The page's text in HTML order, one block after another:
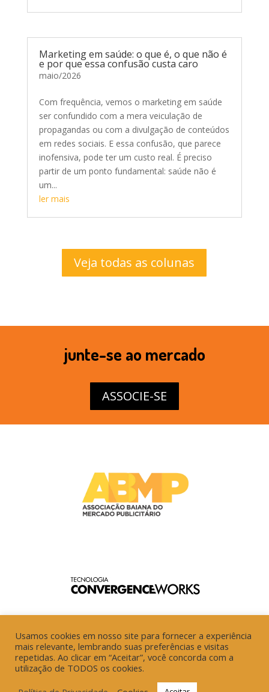
Marketing em saúde: o que é, o que não é
e por que essa confusão custa caro
maio/2026
Com frequência, vemos o marketing em saúde
ser confundido com a mera veiculação de
propagandas ou com a divulgação de conteúdos
em redes sociais. E essa confusão, que parece
inofensiva, pode ter um custo real. É preciso
partir de um ponto fundamental: saúde não é
um...
ler mais
Veja todas as colunas
junte-se ao mercado
ASSOCIE-SE
Usamos cookies em nosso site para fornecer a experiência
mais relevante, lembrando suas preferências e visitas
repetidas. Ao clicar em “Aceitar”, você concorda com a
utilização de TODOS os cookies.